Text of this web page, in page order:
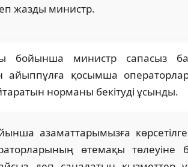
жазды министр.
бойынша министр сапасыз
айыппұлға қосымша
норманы бекітуді ұсынды.
азаматтарымызға
өтемақы төлеуіне